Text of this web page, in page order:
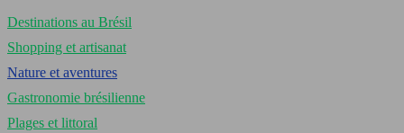
Destinations au Brésil
Shopping et artisanat
Nature et aventures
Gastronomie brésilienne
Plages et littoral